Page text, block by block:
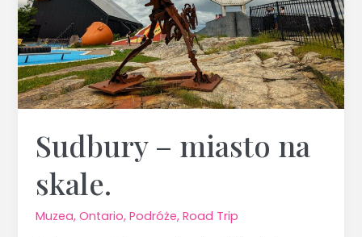
Sudbury – miasto na
skale.
Muzea,Ontario,Podróże,Road Trip